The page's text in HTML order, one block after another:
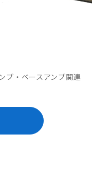
プ・ベースアンプ関連